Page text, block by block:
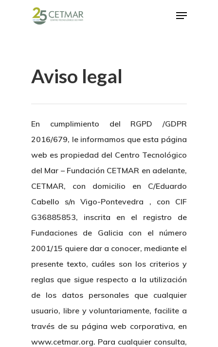
Aviso legal
En cumplimiento del RGPD /GDPR
2016/679, le informamos que esta página
web es propiedad del Centro Tecnológico
del Mar – Fundación CETMAR en adelante,
CETMAR, con domicilio en C/Eduardo
Cabello s/n Vigo-Pontevedra , con CIF
G36885853, inscrita en el registro de
Fundaciones de Galicia con el número
2001/15 quiere dar a conocer, mediante el
presente texto, cuáles son los criterios y
reglas que sigue respecto a la utilización
de los datos personales que cualquier
usuario, libre y voluntariamente, facilite a
través de su página web corporativa, en
www.cetmar.org. Para cualquier consulta,